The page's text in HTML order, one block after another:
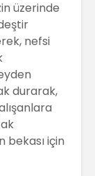
üzerinde
nefsi
durarak,
bekası için